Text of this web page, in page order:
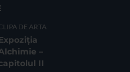
DE ARTA
–
II